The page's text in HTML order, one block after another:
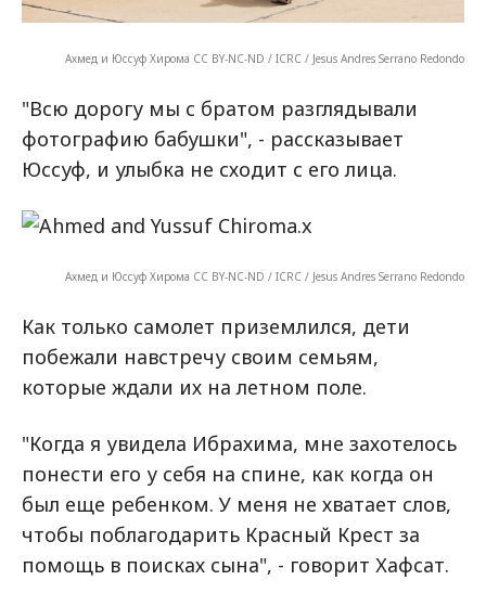
Ахмед и Юссуф Хирома CC BY-NC-ND / ICRC / Jesus Andres Serrano Redondo
"Всю дорогу мы с братом разглядывали
фотографию бабушки", - рассказывает
Юссуф, и улыбка не сходит с его лица.
x
Ахмед и Юссуф Хирома CC BY-NC-ND / ICRC / Jesus Andres Serrano Redondo
Как только самолет приземлился, дети
побежали навстречу своим семьям,
которые ждали их на летном поле.
"Когда я увидела Ибрахима, мне захотелось
понести его у себя на спине, как когда он
был еще ребенком. У меня не хватает слов,
чтобы поблагодарить Красный Крест за
помощь в поисках сына", - говорит Хафсат.